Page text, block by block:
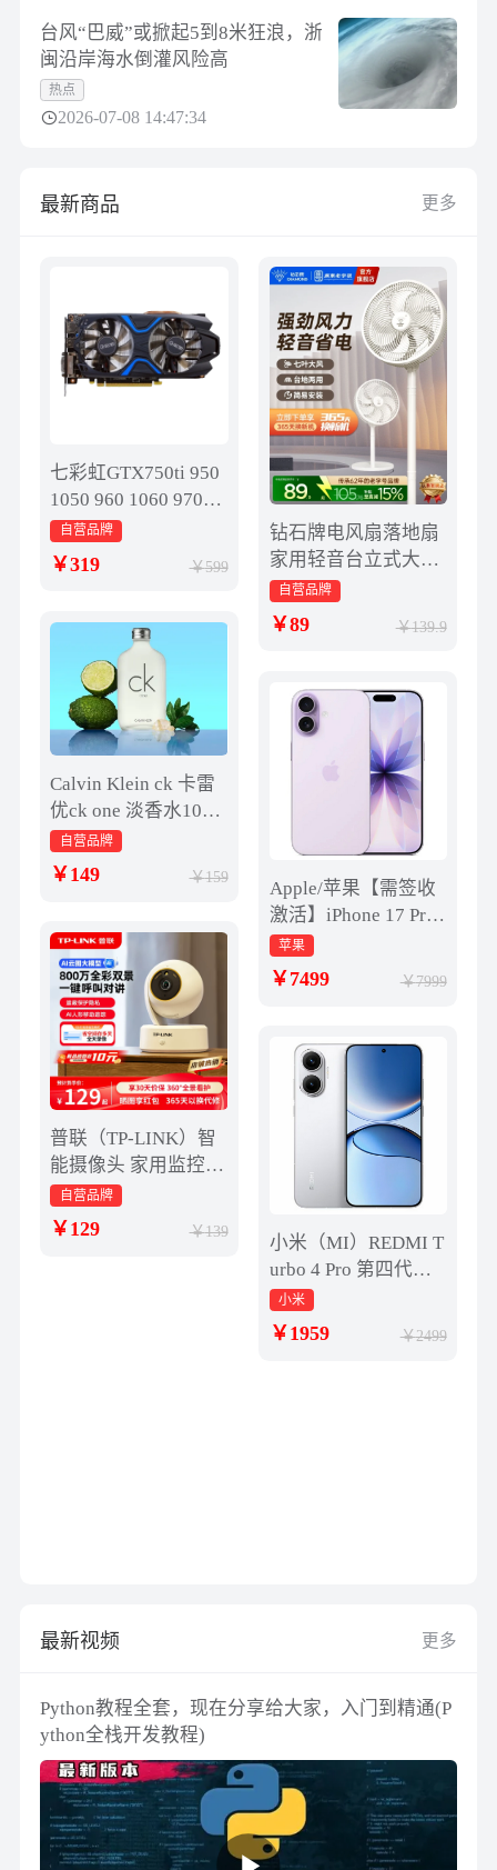
台风“巴威”或掀起5到8米狂浪，浙
闽沿岸海水倒灌风险高
热点
2026-07-08 14:47:34
最新商品 更多
七彩虹GTX750ti 950
1050 960 1060 970台
式机吃鸡游戏显卡2g
4g
自营品牌
319 599
Calvin Klein ck 卡雷
优ck one 淡香水100m
l 清新柑橘调
自营品牌
149 159
普联（TP-LINK）智
能摄像头 家用监控器
360度夜视全景 无线
网络手机远程可对话
宝宝宠物室内安防监
自营品牌
129 139
钻石牌电风扇落地扇
家用轻音台立式大风
力七叶电扇宿舍小型
强力BY
自营品牌
89 139.9
Apple/苹果【需签收
激活】iPhone 17 Pro
256GB 银色 支持移动
联通电信5G 双卡双
苹果
7499 7999
小米（MI）REDMI T
urbo 4 Pro 第四代骁
龙8s 7550mAh长续航
16GB+512GB 白色 小
小米
1959 2499
最新视频 更多
Python教程全套，现在分享给大家，入门到精通(P
ython全栈开发教程)